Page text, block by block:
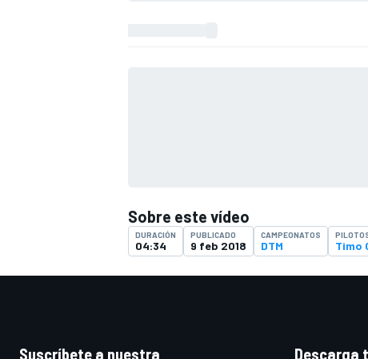
Sobre este vídeo
DURACIÓN
04:34
PUBLICADO
9 feb 2018
CAMPEONATOS
DTM Timo
Suscríbete a nuestra Descarga